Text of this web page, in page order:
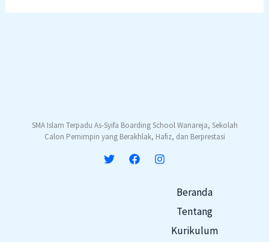
SMA Islam Terpadu As-Syifa Boarding School Wanareja, Sekolah
Calon Pemimpin yang Berakhlak, Hafiz, dan Berprestasi
Beranda
Tentang
Kurikulum